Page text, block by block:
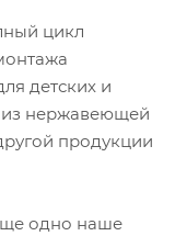
цикл
детских и
из нержавеющей
продукции
одно наше